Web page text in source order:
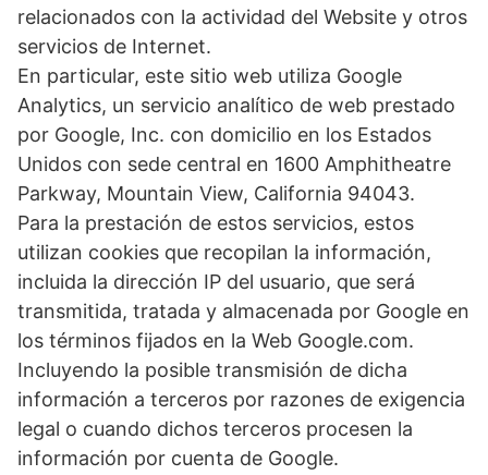
relacionados con la actividad del Website y otros
servicios de Internet.
En particular, este sitio web utiliza Google
Analytics, un servicio analítico de web prestado
por Google, Inc. con domicilio en los Estados
Unidos con sede central en 1600 Amphitheatre
Parkway, Mountain View, California 94043.
Para la prestación de estos servicios, estos
utilizan cookies que recopilan la información,
incluida la dirección IP del usuario, que será
transmitida, tratada y almacenada por Google en
los términos fijados en la Web Google.com.
Incluyendo la posible transmisión de dicha
información a terceros por razones de exigencia
legal o cuando dichos terceros procesen la
información por cuenta de Google.